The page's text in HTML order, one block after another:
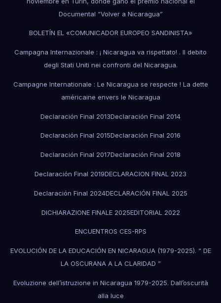
Documental “Volver a Nicaragua”
BOLETÍN EL «COMUNICADOR EUROPEO SANDINISTA»
Campagna Internazionale : ¡ Nicaragua va rispettato! . Il debito
degli Stati Uniti nei confronti del Nicaragua.
Campagne Internationale : Le Nicaragua se respecte ! La dette
américaine envers le Nicaragua
Declaración Final 2013Declaración Final 2014
Declaración Final 2015Declaración Final 2016
Declaración Final 2017Declaración Final 2018
Declaración Final 2019DECLARACION FINAL 2023
Declaración Final 2024DECLARACIÓN FINAL 2025
DICHIARAZIONE FINALE 2025EDITORIAL 2022
ENCUENTROS CES-RPS
EVOLUCIÓN DE LA EDUCACIÓN EN NICARAGUA (1979-2025). “ DE
LA OSCURANA A LA CLARIDAD ”
Evoluzione dell’istruzione in Nicaragua 1979-2025. Dall’oscurità
alla luce